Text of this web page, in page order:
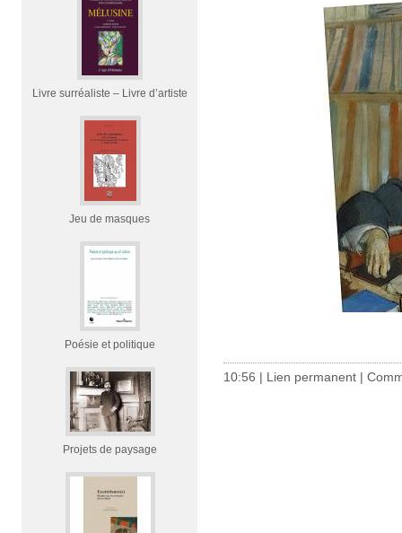
Livre surréaliste – Livre d’artiste
Jeu de masques
Poésie et politique
Projets de paysage
10:56 | Lien permanent |